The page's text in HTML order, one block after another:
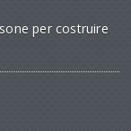
per costruire